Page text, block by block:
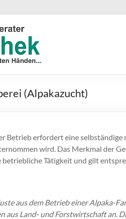
(Alpakazucht)
Betrieb erfordert eine selbständige
wird. Das Merkmal der
Tätigkeit und gilt
aus dem Betrieb einer Alpaka-
aus Land- und Forstwirtschaft an.